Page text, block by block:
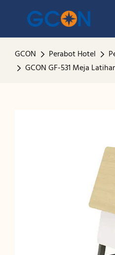
GCON Perabot Hotel
GCON GF-531 Meja